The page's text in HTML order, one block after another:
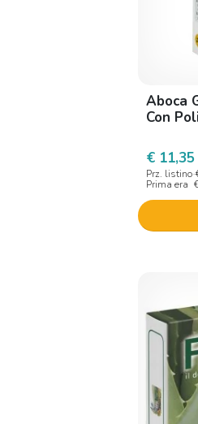
Aboca
Con
€ 11,35
Prz. listino
Prima era